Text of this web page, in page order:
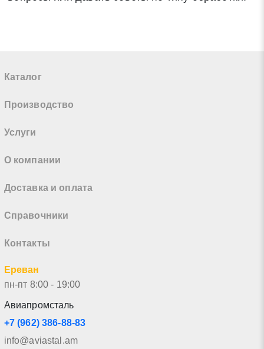
Каталог
Производство
Услуги
О компании
Доставка и оплата
Справочники
Контакты
Ереван
пн-пт 8:00 - 19:00
Авиапромсталь
+7 (962) 386-88-83
info@aviastal.am